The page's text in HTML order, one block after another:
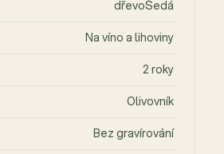
dřevoŠedá
Na víno a lihoviny
2 roky
Olivovník
Bez gravírování